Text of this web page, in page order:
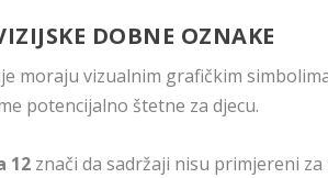
DOBNE OZNAKE
moraju vizualnim grafičkim
potencijalno štetne za djecu.
12 znači da sadržaji nisu primjereni